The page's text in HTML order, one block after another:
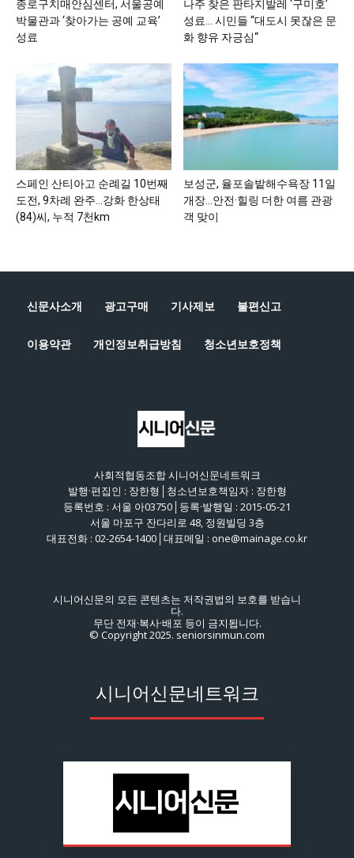
종로구치매안심센터, 서울공예
박물관과 ‘찾아가는 공예 교육’
성료
나주 찾은 판타지발레 ‘구미호’
성료… 시민들 “대도시 못잖은 문
화 향유 자긍심“
스페인 산티아고 순례길 10번째
도전, 9차례 완주…강화 한상태
(84)씨, 누적 7천km
보성군, 율포솔밭해수욕장 11일
개장…안전·힐링 더한 여름 관광
객 맞이
신문사소개 광고구매 기사제보 불편신고
이용약관 개인정보취급방침 청소년보호정책
사회적협동조합 시니어신문네트워크
발행·편집인 : 장한형│청소년보호책임자 : 장한형
등록번호 : 서울 아03750│등록·발행일 : 2015-05-21
서울 마포구 잔다리로 48, 정원빌딩 3층
대표전화 : 02-2654-1400│대표메일 : one@mainage.co.kr
시니어신문의 모든 콘텐츠는 저작권법의 보호를 받습니
다.
무단 전재·복사·배포 등이 금지됩니다.
© Copyright 2025. seniorsinmun.com
시니어신문네트워크